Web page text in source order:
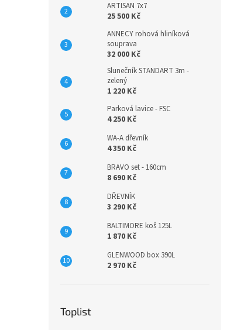
ARTISAN 7x7
25 500 Kč
ANNECY rohová hliníková
souprava
32 000 Kč
Slunečník STANDART 3m -
zelený
1 220 Kč
Parková lavice - FSC
4 250 Kč
WA-A dřevník
4 350 Kč
BRAVO set - 160cm
8 690 Kč
DŘEVNÍK
3 290 Kč
BALTIMORE koš 125L
1 870 Kč
GLENWOOD box 390L
2 970 Kč
Toplist